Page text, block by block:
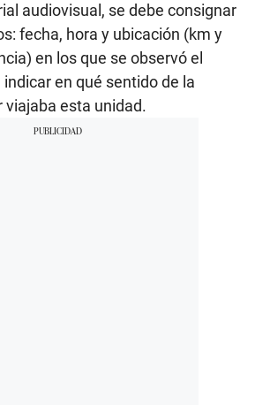
audiovisual, se debe consignar
fecha, hora y ubicación (km y
en los que se observó el
en qué sentido de la
viajaba esta unidad.